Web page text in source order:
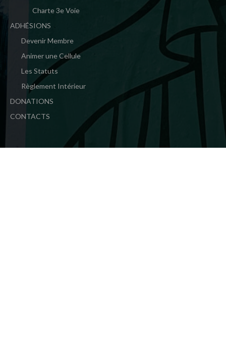
Charte 3e Voie
ADHÉSIONS
Devenir Membre
Animer une Cellule
Les Statuts
Règlement Intérieur
DONATIONS
CONTACTS